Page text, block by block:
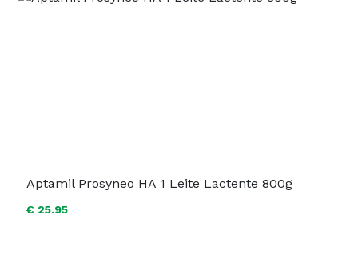
Aptamil Prosyneo HA 1 Leite Lactente 800g
€ 25.95